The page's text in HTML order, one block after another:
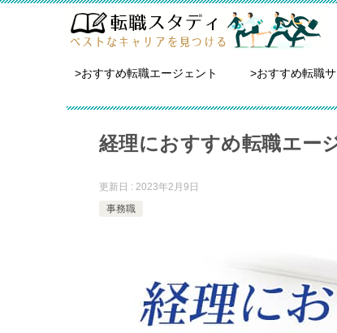
>おすすめ転職エージェント >おすすめ転職サ
経理におすすめ転職エー
更新日 : 2023年2月9日
事務職